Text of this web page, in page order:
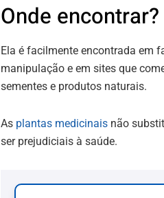
Onde encontrar?
Ela é facilmente encontrada em
manipulação e em sites que
sementes e produtos naturais.
As plantas medicinais não
ser prejudiciais à saúde.